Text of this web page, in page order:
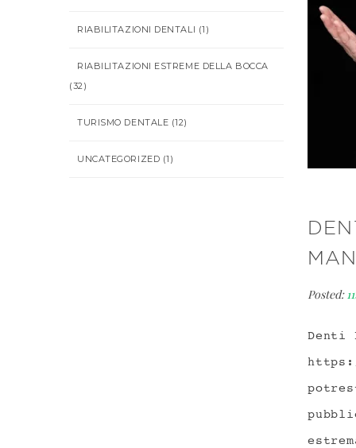
RIABILITAZIONI DENTALI (1)
RIABILITAZIONI ESTREME DELLA BOCCA
(32)
TURISMO DENTALE (12)
UNCATEGORIZED (1)
Posted:
Denti